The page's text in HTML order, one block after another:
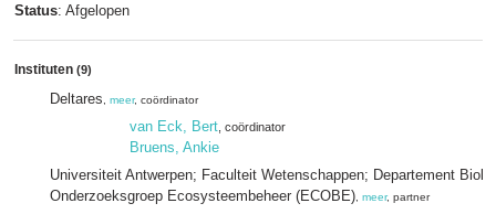
Status: Afgelopen
Instituten (9)
Deltares meer, coördinator
van Eck, Bert , coördinator
Bruens, Ankie
Universiteit Antwerpen; Faculteit Wetenschappen; Departement
Onderzoeksgroep Ecosysteembeheer (ECOBE) meer, partner